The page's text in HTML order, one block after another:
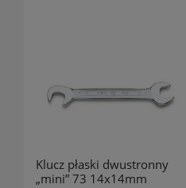
Klucz płaski dwustronny
„mini” 73 14x14mm